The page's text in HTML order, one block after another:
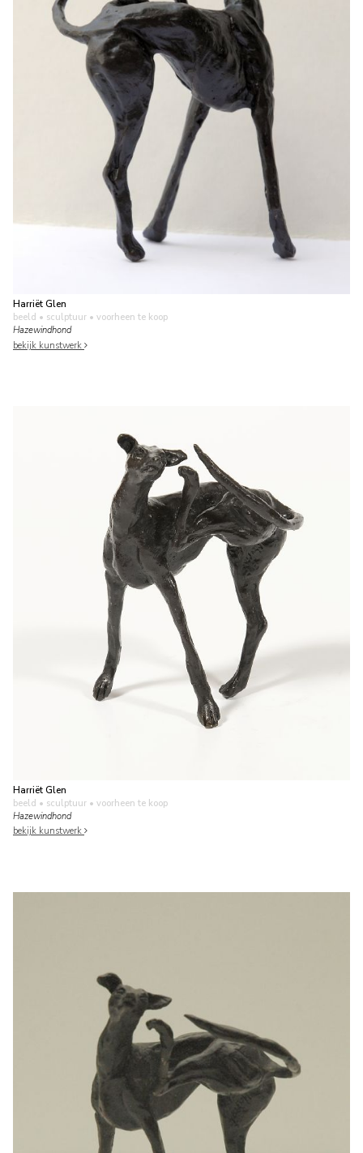
Harriët Glen
beeld • sculptuur • voorheen te koop
Hazewindhond
bekijk kunstwerk
Harriët Glen
beeld • sculptuur • voorheen te koop
Hazewindhond
bekijk kunstwerk